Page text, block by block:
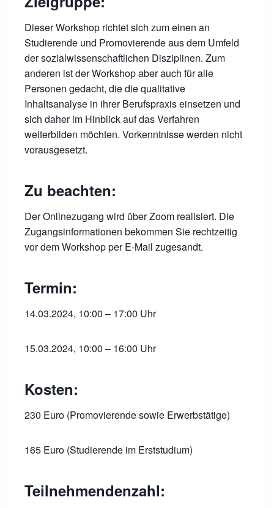
Dieser Workshop richtet sich zum einen an
Studierende und Promovierende aus dem Umfeld
der sozialwissenschaftlichen Disziplinen. Zum
anderen ist der Workshop aber auch für alle
Personen gedacht, die die qualitative
Inhaltsanalyse in ihrer Berufspraxis einsetzen und
sich daher im Hinblick auf das Verfahren
weiterbilden möchten. Vorkenntnisse werden nicht
vorausgesetzt.
Zu beachten:
Der Onlinezugang wird über Zoom realisiert. Die
Zugangsinformationen bekommen Sie rechtzeitig
vor dem Workshop per E-Mail zugesandt.
Termin:
14.03.2024, 10:00 – 17:00 Uhr
15.03.2024, 10:00 – 16:00 Uhr
Kosten:
230 Euro (Promovierende sowie Erwerbstätige)
165 Euro (Studierende im Erststudium)
Teilnehmendenzahl: